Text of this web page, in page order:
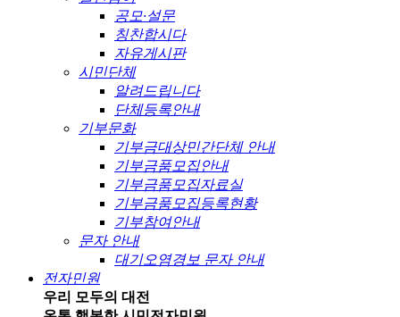
공모·설문
칭찬합시다
자유게시판
시민단체
알려드립니다
단체등록안내
기부문화
기부금대상민간단체 안내
기부금품모집안내
기부금품모집자료실
기부금품모집등록현황
기부참여안내
문자 안내
대기오염경보 문자 안내
전자민원
우리 모두의 대전